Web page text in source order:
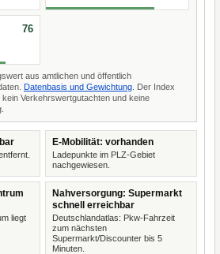
76
aus amtlichen und öffentlich
Datenbasis und Gewichtung . Der Index
Verkehrswertgutachten und keine
E-Mobilität: vorhanden
Ladepunkte im PLZ-Gebiet
nachgewiesen.
liegt
Nahversorgung: Supermarkt
schnell erreichbar
Deutschlandatlas: Pkw-Fahrzeit
zum nächsten
Supermarkt/Discounter bis 5
Minuten.